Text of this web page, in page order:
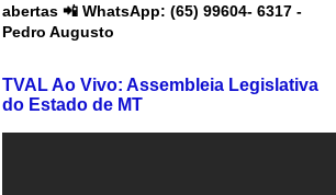
abertas 📲 WhatsApp: (65) 99604- 6317 -
Pedro Augusto
TVAL Ao Vivo: Assembleia Legislativa
do Estado de MT